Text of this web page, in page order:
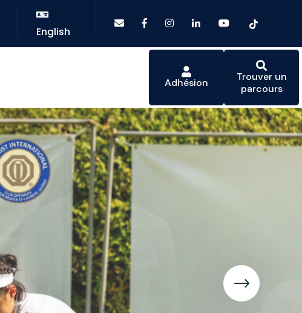
English
Adhésion
Trouver un
parcours